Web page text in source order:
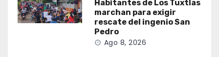
Habitantes de Los Tuxtlas
marchan para exigir
rescate del ingenio San
Pedro
Ago 8, 2026